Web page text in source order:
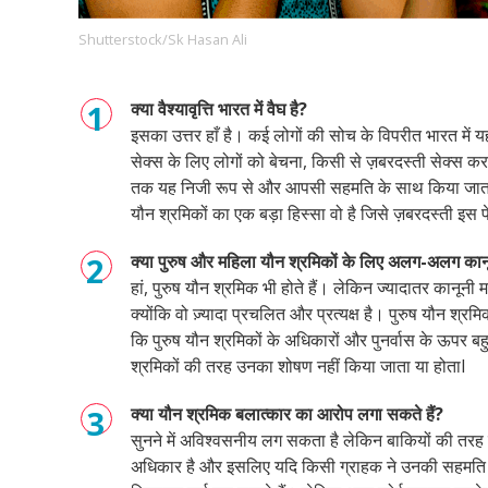
Footer
Company
हमारे सिद्धांत Just Poocho संपर्क करें
Shutterstock/Sk Hasan Ali
क्या वैश्यावृत्ति भारत में वैघ है?
इसका उत्तर हाँ है। कई लोगों की सोच के विपरीत भारत में
सेक्स के लिए लोगों को बेचना,किसी से ज़बरदस्ती सेक्स
तक यह निजी रूप से और आपसी सहमति के साथ किया
यौन श्रमिकों का एक बड़ा हिस्सा वो है जिसे ज़बरदस्ती
क्या पुरुष और महिला यौन श्रमिकों के लिए अलग-अलग
हां,पुरुष यौन श्रमिक भी होते हैं। लेकिन ज्यादातर कानूनी
क्योंकि वो ज़्यादा प्रचलित और प्रत्यक्ष है। पुरुष यौन
कि पुरुष यौन श्रमिकों के अधिकारों और पुनर्वास के ऊपर
श्रमिकों की तरह उनका शोषण नहीं किया जाता या होताI
क्या यौन श्रमिक बलात्कार का आरोप लगा सकते हैं?
सुनने में अविश्वसनीय लग सकता है लेकिन बाकियों की तरह
अधिकार है और इसलिए यदि किसी ग्राहक ने उनकी